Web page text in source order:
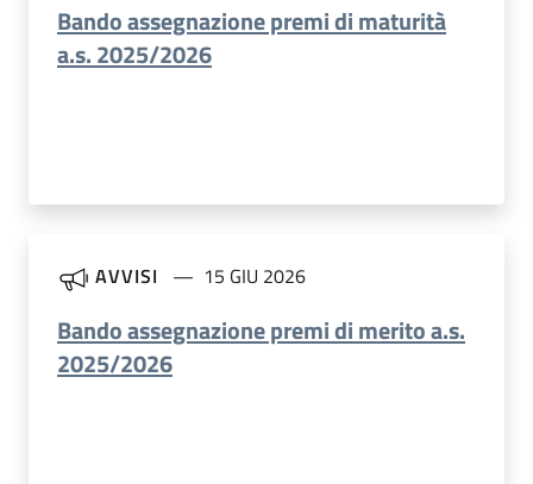
Bando assegnazione premi di maturità
a.s. 2025/2026
AVVISI 15 GIU 2026
Bando assegnazione premi di merito a.s.
2025/2026